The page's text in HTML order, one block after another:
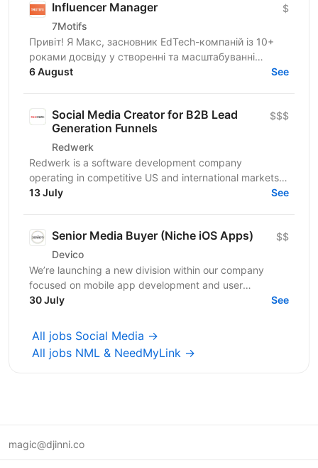
Influencer Manager
7Motifs
$
Привіт! Я Макс, засновник EdTech-компаній із 10+
роками досвіду у створенні та масштабуванні
стартапів. Зараз ми розвиваємо новий B2C EdTech-
6 August See
Social Media Creator for B2B Lead
Generation Funnels
Redwerk
$$$
Redwerk is a software development company
operating in competitive US and international markets.
In B2B IT outsourcing, social media is not just a...
13 July See
Senior Media Buyer (Niche iOS Apps)
Devico
$$
We’re launching a new division within our company
focused on mobile app development and user
acquisition. Our first product is an iOS cleaner app, and
30 July See
All jobs Social Media →
All jobs NML & NeedMyLink →
magic@djinni.co